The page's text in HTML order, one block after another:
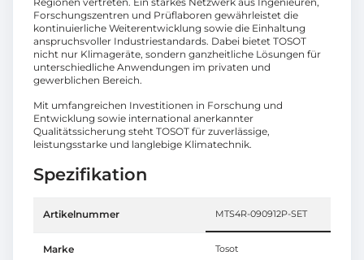
Forschungszentren und Prüflaboren gewährleistet die
kontinuierliche Weiterentwicklung sowie die Einhaltung
anspruchsvoller Industriestandards. Dabei bietet TOSOT
nicht nur Klimageräte, sondern ganzheitliche Lösungen für
unterschiedliche Anwendungen im privaten und
gewerblichen Bereich.
Mit umfangreichen Investitionen in Forschung und
Entwicklung sowie international anerkannter
Qualitätssicherung steht TOSOT für zuverlässige,
leistungsstarke und langlebige Klimatechnik.
Spezifikation
Artikelnummer MTS4R-090912P-SET
Marke Tosot